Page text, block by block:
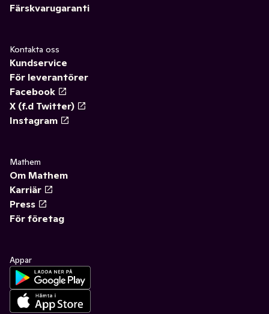
Färskvarugaranti
Kontakta oss
Kundservice
För leverantörer
Facebook
X (f.d Twitter)
Instagram
Mathem
Om Mathem
Karriär
Press
För företag
Appar